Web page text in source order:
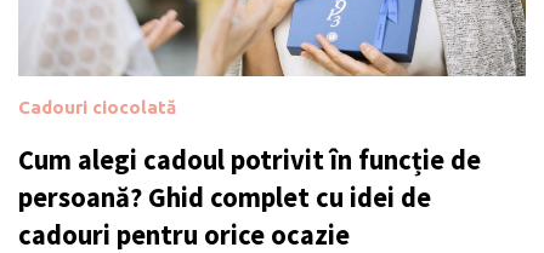
Cadouri ciocolată
Cum alegi cadoul potrivit în funcție de
persoană? Ghid complet cu idei de
cadouri pentru orice ocazie